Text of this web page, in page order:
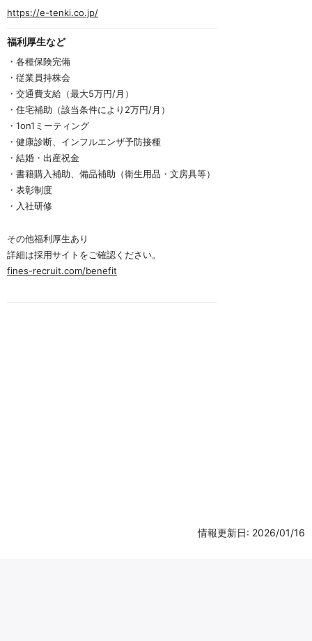
https://e-tenki.co.jp/
福利厚生など
・各種保険完備
・従業員持株会
・交通費支給（最大5万円/月）
・住宅補助（該当条件により2万円/月）
・1on1ミーティング
・健康診断、インフルエンザ予防接種
・結婚・出産祝金
・書籍購入補助、備品補助（衛生用品・文房具等）
・表彰制度
・入社研修
その他福利厚生あり
詳細は採用サイトをご確認ください。
fines-recruit.com/benefit
情報更新日: 2026/01/16